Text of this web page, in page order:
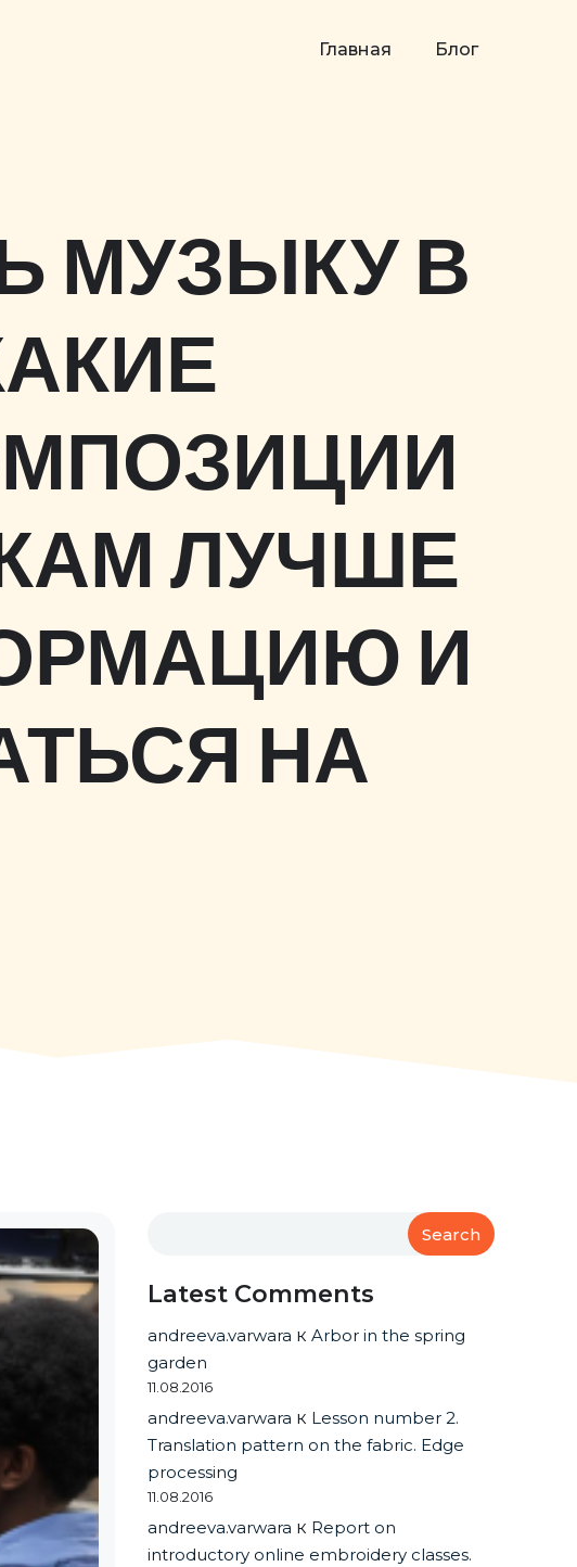
Главная Блог
МУЗЫКУ В
ЛУЧШЕ
И
НА
Search
Latest Comments
andreeva.varwara кArbor in the spring
garden
11.08.2016
andreeva.varwara к Lesson number 2.
Translation pattern on the fabric. Edge
processing
11.08.2016
andreeva.varwara к Report on
introductory online embroidery classes.